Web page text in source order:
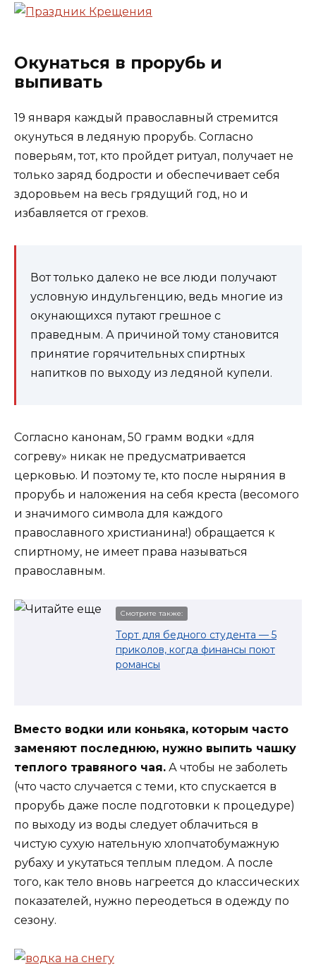
Окунаться в прорубь и
выпивать
19 января каждый православный стремится
окунуться в ледяную прорубь. Согласно
поверьям, тот, кто пройдет ритуал, получает не
только заряд бодрости и обеспечивает себя
здоровьем на весь грядущий год, но и
избавляется от грехов.
Вот только далеко не все люди получают
условную индульгенцию, ведь многие из
окунающихся путают грешное с
праведным. А причиной тому становится
принятие горячительных спиртных
напитков по выходу из ледяной купели.
Согласно канонам, 50 грамм водки «для
согреву» никак не предусматривается
церковью. И поэтому те, кто после ныряния в
прорубь и наложения на себя креста (весомого
и значимого символа для каждого
православного христианина!) обращается к
спиртному, не имеет права называться
православным.
Смотрите также:
Торт для бедного студента — 5
приколов, когда финансы поют
романсы
Вместо водки или коньяка, которым часто
заменяют последнюю, нужно выпить чашку
теплого травяного чая. А чтобы не заболеть
(что часто случается с теми, кто спускается в
прорубь даже после подготовки к процедуре)
по выходу из воды следует облачиться в
чистую сухую нательную хлопчатобумажную
рубаху и укутаться теплым пледом. А после
того, как тело вновь нагреется до классических
показателей, нужно переодеться в одежду по
сезону.